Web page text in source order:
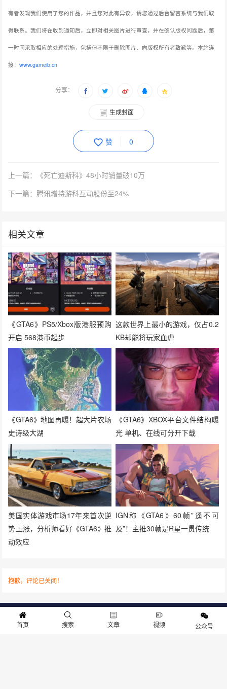
有者发现我们使用了您的作品，并且您对此有异议，请您通过后台留言系统与我们取
得联系。我们将在收到通知后，立即对相关图片进行审查，并在确认版权问题后，第
一时间采取相应的处理措施，包括但不限于删除图片、向版权所有者致歉等。本站连
接：www.gameib.cn
分享：
生成封面
赞 0
上一篇：《死亡迪斯科》48小时销量破10万
下一篇：腾讯增持游科互动股份至24%
相关文章
《GTA6》PS5/Xbox版港服预购
开启 568港币起步
这款世界上最小的游戏，仅占0.2
KB却能将玩家血虐
《GTA6》地图再曝！超大片农场
史诗级大湖
《GTA6》XBOX平台文件结构曝
光 单机、在线可分开下载
美国实体游戏市场17年来首次逆
势上涨，分析师看好《GTA6》推
动效应
IGN称《GTA6》60帧”遥不可
及”！主推30帧是R星一贯传统
抱歉，评论已关闭！
关于我们 寻求报道 投稿须知 商务合作 版权申明
联系我们
首页 搜索 文章 视频 公众号